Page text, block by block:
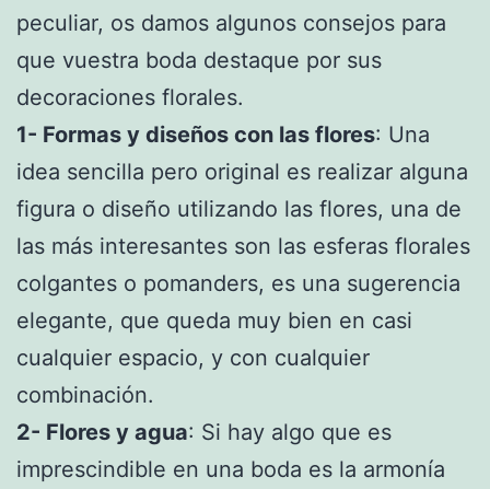
peculiar, os damos algunos consejos para
que vuestra boda destaque por sus
decoraciones florales.
1- Formas y diseños con las flores: Una
idea sencilla pero original es realizar alguna
figura o diseño utilizando las flores, una de
las más interesantes son las esferas florales
colgantes o pomanders, es una sugerencia
elegante, que queda muy bien en casi
cualquier espacio, y con cualquier
combinación.
2- Flores y agua: Si hay algo que es
imprescindible en una boda es la armonía